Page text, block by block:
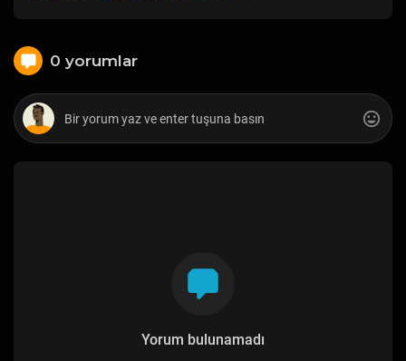
0 yorumlar
Yorum bulunamadı